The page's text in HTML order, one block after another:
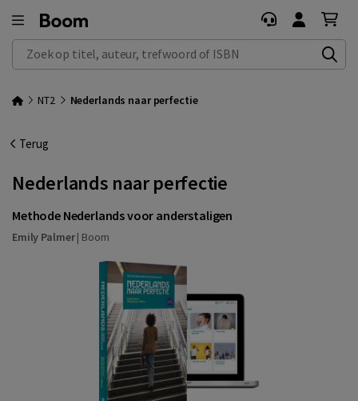
Zoek op titel, auteur, trefwoord of ISBN
NT2 Nederlands naar perfectie
Terug
Nederlands naar perfectie
Methode Nederlands voor anderstaligen
Emily Palmer| Boom